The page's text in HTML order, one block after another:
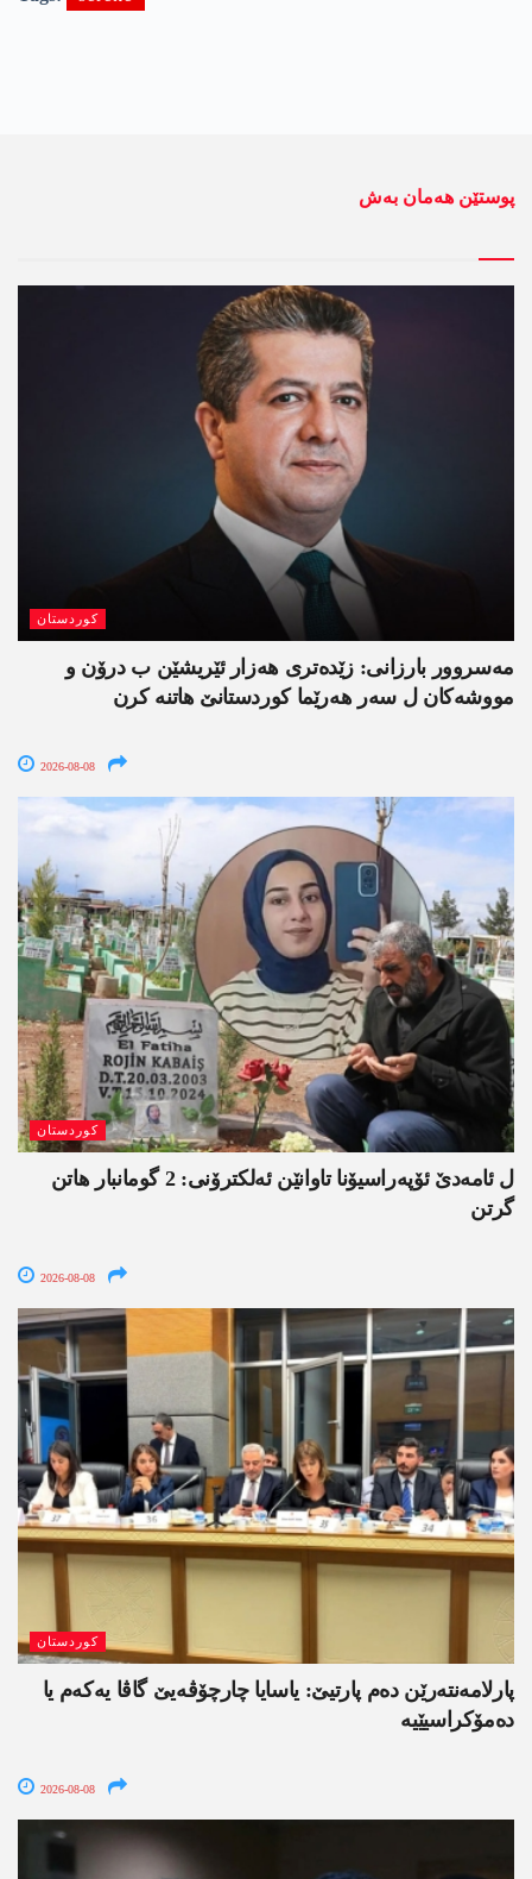
پوستێن ھەمان بەش
کوردستان
مەسروور بارزانی: زێدەتری ھەزار ئێریشێن ب درۆن و
مووشەکان ل سەر ھەرێما کوردستانێ ھاتنە کرن
2026-08-08
کوردستان
ل ئامەدێ ئۆپەراسیۆنا تاوانێن ئەلکترۆنی: 2 گومانبار ھاتن
گرتن
2026-08-08
کوردستان
پارلامەنتەرێن دەم پارتیێ: یاسایا چارچۆڤەیێ گاڤا یەکەم یا
دەمۆکراسیێیە
2026-08-08